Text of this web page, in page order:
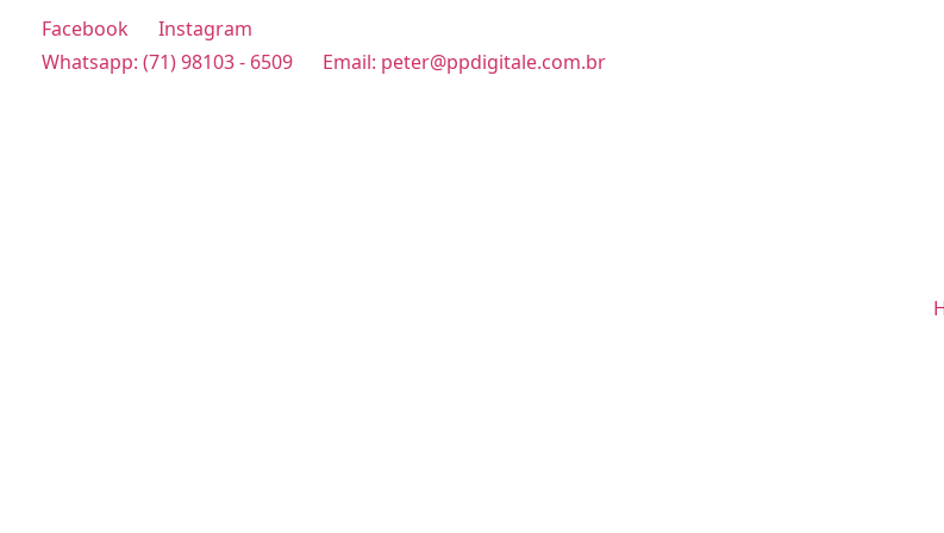
Facebook
Instagram
Whatsapp: (71) 98103 - 6509
Email: peter@ppdigitale.com.br